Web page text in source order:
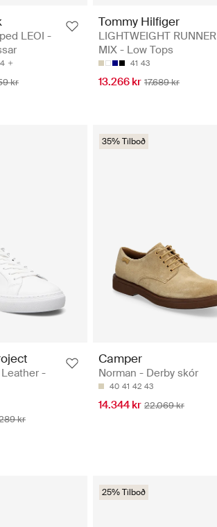
LEOI -
kr
Tommy Hilfiger
LIGHTWEIGHT RUNNER
MIX - Low Tops
41 43
13.266 kr 17.689 kr
-
kr
35% Tilboð
Camper
Norman - Derby skór
40 41 42 43
14.344 kr 22.069 kr
25% Tilboð